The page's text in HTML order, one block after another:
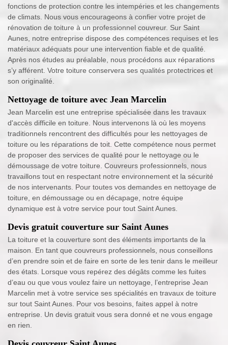
fonctions de protection contre les intempéries et les changements
de climats. Nous vous encourageons à confier votre projet de
rénovation de toiture à un professionnel couvreur. Sur Saint
Aunes, notre entreprise dispose des compétences requises et les
matériaux adéquats pour une intervention fiable et de qualité.
Après nos études au préalable, nous procédons aux réparations
s’y afférent. Votre toiture conservera ses qualités protectrices et
son originalité.
Nettoyage de toiture avec Jean Marcelin
Jean Marcelin est une entreprise spécialisée dans les travaux
d'accès difficile en toiture. Nous intervenons là où les moyens
traditionnels rencontrent des difficultés pour les nettoyages de
toiture ou les réparations de toit. Cette compétence nous permet
de proposer des services de qualité pour le nettoyage ou le
démoussage de votre toiture. Couvreurs professionnels, nous
travaillons tout en respectant notre environnement et la sécurité
de nos intervenants. Pour toutes vos demandes en nettoyage de
toiture, en démoussage ou en décapage, notre équipe
dynamique est à votre service pour tout Saint Aunes.
Devis gratuit couverture sur Saint Aunes
La toiture et la couverture sont des éléments importants de la
maison. En tant que couvreurs professionnels, nous conseillons
d’en prendre soin et de faire en sorte de les tenir dans le meilleur
des états. Lorsque vous repérez des dégâts comme les fuites
d’eau ou que vous voulez faire un nettoyage, l’entreprise Jean
Marcelin met à votre service ses spécialités en travaux de toiture
sur tout Saint Aunes. Pour vos besoins, faites appel à notre
entreprise. Un devis gratuit vous sera donné et ne vous engage
en rien.